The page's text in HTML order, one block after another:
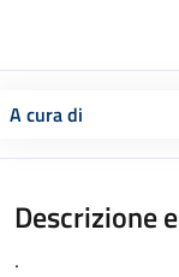
A cura di
Descrizione
.